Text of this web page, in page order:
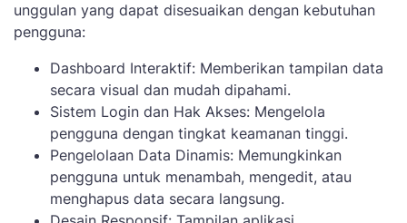
unggulan yang dapat disesuaikan dengan kebutuhan
pengguna:
Dashboard Interaktif: Memberikan tampilan data
secara visual dan mudah dipahami.
Sistem Login dan Hak Akses: Mengelola
pengguna dengan tingkat keamanan tinggi.
Pengelolaan Data Dinamis: Memungkinkan
pengguna untuk menambah, mengedit, atau
menghapus data secara langsung.